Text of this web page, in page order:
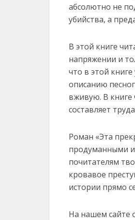
абсолютно не
убийства, а
В этой книге
напряжении и
что в этой
описанию
вживую. В книге
составляет
Роман «Эта
продуманными и
почитателям
кровавое
истории прямо
На нашем сайте